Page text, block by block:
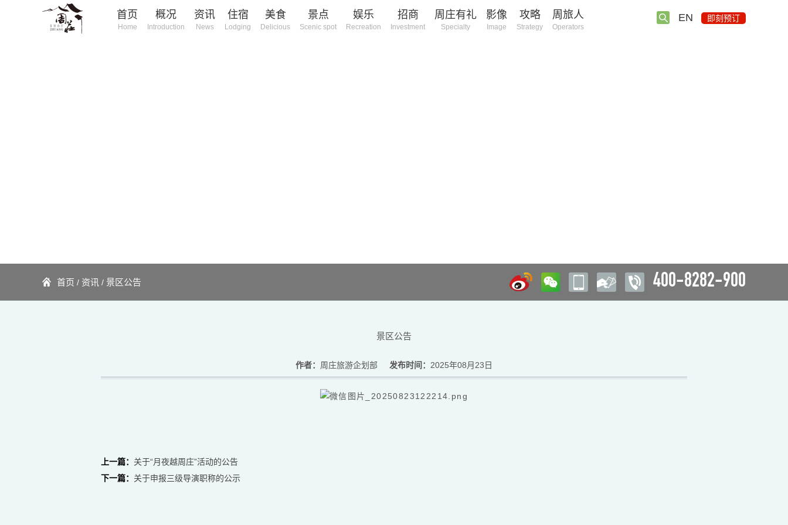
首页
Home
概况
Introduction
资讯
News
住宿
Lodging
美食
Delicious
景点
Scenic spot
娱乐
Recreation
招商
Investment
周庄有礼
Specialty
影像
Image
攻略
Strategy
周旅人
Operators
EN 即刻预订
首页 / 资讯 / 景区公告 400-8282-900
景区公告
作者： 周庄旅游企划部 发布时间： 2025年08月23日
上一篇： 关于“月夜越周庄”活动的公告
下一篇： 关于申报三级导演职称的公示